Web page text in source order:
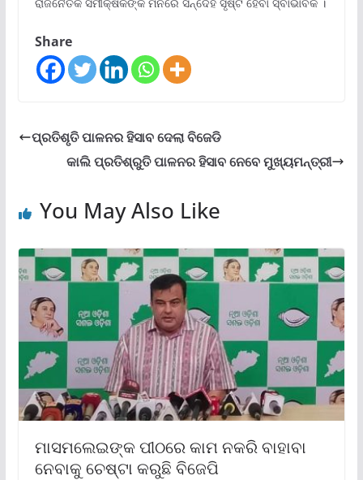
ରାଜନୈତିକ ସମୀକ୍ଷକଙ୍କ ମନରେ ସନ୍ଦେହ ସୃଷ୍ଟି ହେବା ସ୍ବାଭାବିକ ।
Share
ପ୍ରତିଶୃତି ପାଳନର ହିସାବ ଦେଲା ବିଜେଡି
କାଲି ପ୍ରତିଶ୍ରୁତି ପାଳନର ହିସାବ ନେବେ ମୁଖ୍ୟମନ୍ତ୍ରୀ
You May Also Like
ମାସମଲେଇଙ୍କ ପୀଠରେ କାମ ନକରି ବାହାବା
ନେବାକୁ ଚେଷ୍ଟା କରୁଛି ବିଜେପି